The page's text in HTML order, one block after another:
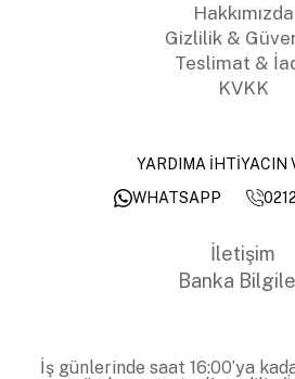
Hakkımızda
Gizlilik &
Teslimat &
KVKK
YARDIMA İHTİYACIN
WHATSAPP
İletişim
Banka
İş günlerinde saat 16:00’ya